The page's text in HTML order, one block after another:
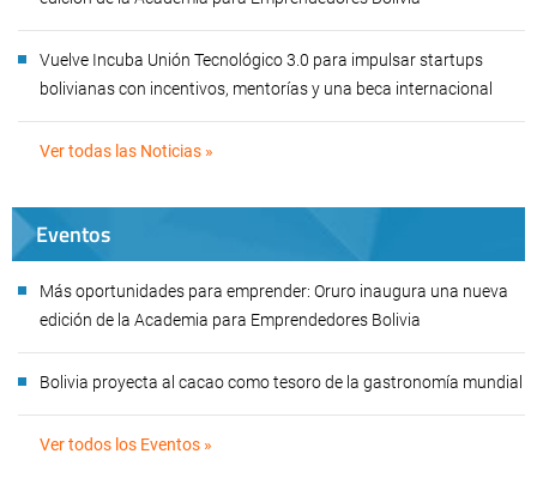
Vuelve Incuba Unión Tecnológico 3.0 para impulsar startups
bolivianas con incentivos, mentorías y una beca internacional
Ver todas las Noticias »
Eventos
Más oportunidades para emprender: Oruro inaugura una nueva
edición de la Academia para Emprendedores Bolivia
Bolivia proyecta al cacao como tesoro de la gastronomía mundial
Ver todos los Eventos »